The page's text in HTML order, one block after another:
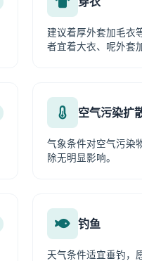
建议着厚外套加毛衣
者宜着大衣、呢外套
空气污染扩
气象条件对空气污染
除无明显影响。
钓鱼
天气条件适宜垂钓，